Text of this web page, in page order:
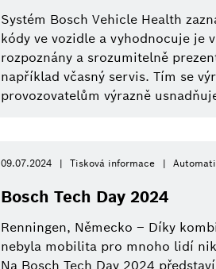
Systém Bosch Vehicle Health
kódy ve vozidle a vyhodnocuje je
rozpoznány a srozumitelně
například včasný servis. Tím se
provozovatelům výrazně
09.07.2024 Tisková informace
Bosch Tech Day 2024
Renningen, Německo – Díky
nebyla mobilita pro mnoho lidí
Na Bosch Tech Day 2024